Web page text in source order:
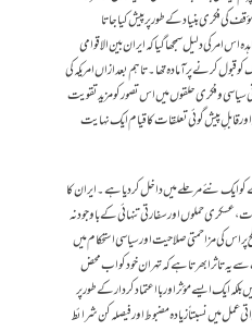
کی فکری بنیاد کے طور پر پیش کیا جاتا
اس امر کی دلیل سمجھا گیا کہ ایران بین الاقوامی
قبول کرنے پر آمادہ تھا۔ تاہم بعد ازاں امریکہ کی
و فکری حلقوں میں اس تصور کو مزید تقویت
قابلِ پیش گوئی تعلقات کا قیام ایک نہایت
نئے مرحلے میں داخل کر دیا ہے۔ ایران کا
عسکری حملوں اور سفارتی تنہائی کے باوجود نہ
پر اس کی مزاحمتی صلاحیت اور سیاسی استحکام میں
یہ تاثر ابھرتا ہے کہ تہران خود کو اب محض
ایک ایسے مؤثر اور بااعتماد کردار کے طور پر
عمل میں نسبتاً زیادہ مضبوط اور فیصلہ کن شرائط